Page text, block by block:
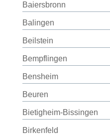
Baiersbronn
Balingen
Beilstein
Bempflingen
Bensheim
Beuren
Bietigheim-Bissingen
Birkenfeld